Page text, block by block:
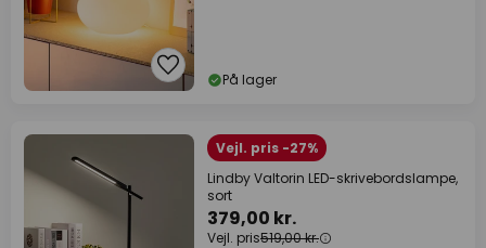
På lager
Vejl. pris -27%
Lindby Valtorin LED-skrivebordslampe,
sort
379,00 kr.
Vejl. pris519,00 kr.